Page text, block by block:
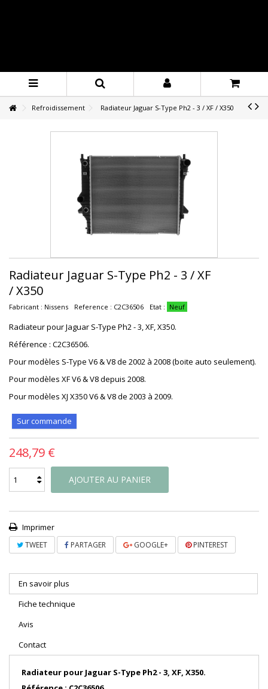
Refroidissement Radiateur Jaguar S-Type Ph2 - 3 / XF / X350
Radiateur Jaguar S-Type Ph2 - 3 / XF
/ X350
Fabricant : Nissens Reference : C2C36506 Etat : Neuf
Radiateur pour Jaguar S-Type Ph2 - 3, XF, X350.
Référence : C2C36506.
Pour modèles S-Type V6 & V8 de 2002 à 2008 (boite auto seulement).
Pour modèles XF V6 & V8 depuis 2008.
Pour modèles XJ X350 V6 & V8 de 2003 à 2009.
Sur commande
248,79 €
AJOUTER AU PANIER
Imprimer
TWEET PARTAGER GOOGLE+ PINTEREST
En savoir plus
Fiche technique
Avis
Contact
Radiateur pour Jaguar S-Type Ph2 - 3, XF, X350.